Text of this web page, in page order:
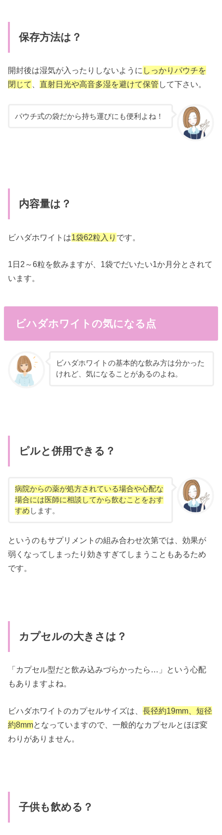
保存方法は？
開封後は湿気が入ったりしないように しっかりパウチを
閉じて
直射日光や高音多湿を避けて保管 して下さい。
パウチ式の袋だから持ち運びにも便利よね！
内容量は？
ビハダホワイトは1袋62粒入り です。
1日2～6粒を飲みますが、1袋でだいたい1か月分とされて
います。
ビハダホワイトの気になる点
ビハダホワイトの基本的な飲み方は分かった
けれど、気になることがあるのよね。
ピルと併用できる？
病院からの薬が処方されている場合や心配な
場合には医師に相談してから飲むことをおす
すめ します。
というのもサプリメントの組み合わせ次第では、効果が
弱くなってしまったり効きすぎてしまうこともあるため
です。
カプセルの大きさは？
「カプセル型だと飲み込みづらかったら…」という心配
もありますよね。
ビハダホワイトのカプセルサイズは、長径約19mm、短径
約8mmとなっていますので、一般的なカプセルとほぼ変
わりがありません。
子供も飲める？